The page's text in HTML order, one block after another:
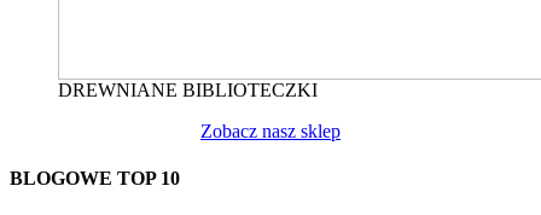
DREWNIANE BIBLIOTECZKI
Zobacz nasz sklep
BLOGOWE TOP 10